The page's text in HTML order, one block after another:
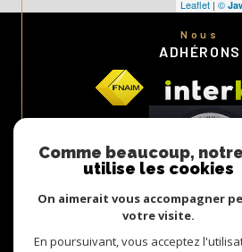
Leaflet | ©
Nous
ADHÉRONS
Comme beaucoup,
utilise les cookies
On aimerait vous accompagner
votre visite.
En poursuivant, vous acceptez